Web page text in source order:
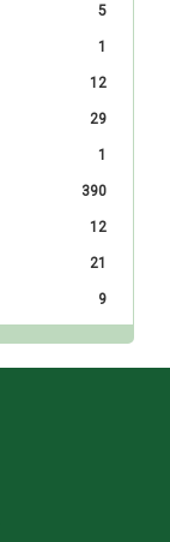
5
1
12
29
1
390
12
21
9